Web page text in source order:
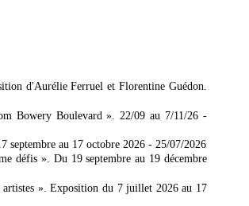
d'Aurélie Ferruel et Florentine Guédon.
Bowery Boulevard ». 22/09 au 7/11/26 -
septembre au 17 octobre 2026 - 25/07/2026
défis ». Du 19 septembre au 19 décembre
». Exposition du 7 juillet 2026 au 17